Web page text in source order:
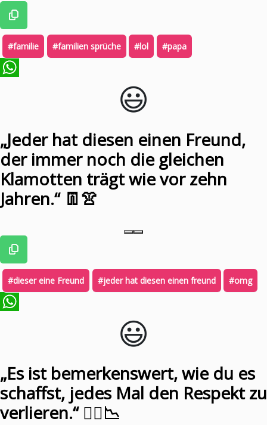
#familie #familien sprüche #lol #papa
😃️
„Jeder hat diesen einen Freund,
der immer noch die gleichen
Klamotten trägt wie vor zehn
Jahren.“ 👖👚
#dieser eine Freund #jeder hat diesen einen freund #omg
😃️
„Es ist bemerkenswert, wie du es
schaffst, jedes Mal den Respekt zu
verlieren.“ 🙆‍♂️📉